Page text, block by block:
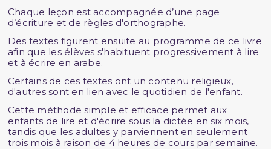
Chaque leçon est accompagnée d’une page
d’écriture et de règles d'orthographe.
Des textes figurent ensuite au programme de ce livre
afin que les élèves s'habituent progressivement à lire
et à écrire en arabe.
Certains de ces textes ont un contenu religieux,
d'autres sont en lien avec le quotidien de l'enfant.
Cette méthode simple et efficace permet aux
enfants de lire et d'écrire sous la dictée en six mois,
tandis que les adultes y parviennent en seulement
trois mois à raison de 4 heures de cours par semaine.